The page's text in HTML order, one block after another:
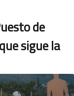
de
sigue la